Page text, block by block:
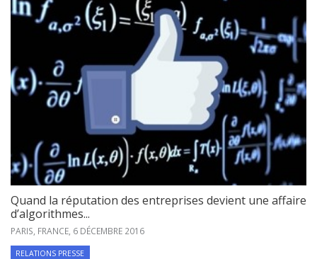
Quand la réputation des entreprises devient une affaire
d’algorithmes...
PARIS, FRANCE, 6 DÉCEMBRE 2016
RELATIONS PRESSE